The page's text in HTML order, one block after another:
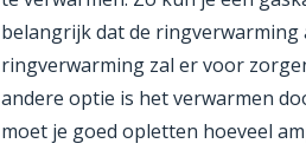
belangrijk dat de ringverwarming
ringverwarming zal er voor
andere optie is het verwarmen
moet je goed opletten hoeveel